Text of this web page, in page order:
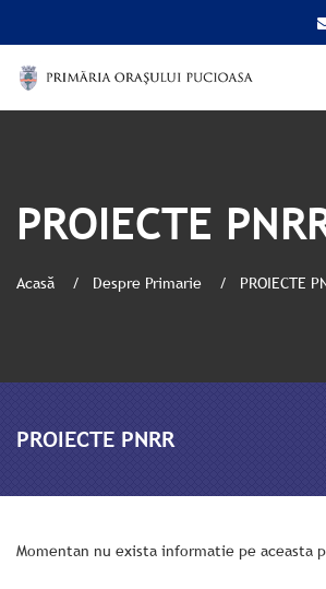
PROIECTE
Acasă Despre Primarie PROIECTE
PROIECTE PNRR
Momentan nu exista informatie pe aceasta